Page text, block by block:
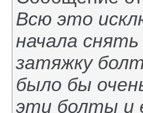
Всю это
начала
затяжку
было бы
эти болты и